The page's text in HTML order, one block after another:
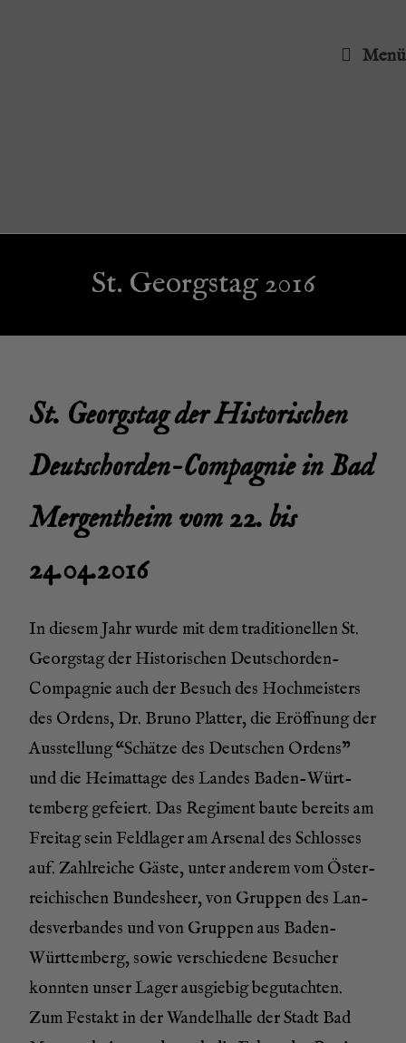
Menü
St. Georgs­tag 2016
St. Georgs­tag der His­to­ri­schen
Deutsch­or­den-Com­pa­gnie in Bad
Mer­gen­theim vom 22. bis
24.04.2016
In die­sem Jahr wur­de mit dem tra­di­tio­nel­len St.
Georgs­tag der His­to­ri­schen Deutsch­or­den-
Com­pa­gnie auch der Besuch des Hoch­meis­ters
des Ordens, Dr. Bru­no Plat­ter, die Eröff­nung der
Aus­stel­lung “Schät­ze des Deut­schen Ordens”
und die Hei­mat­ta­ge des Lan­des Baden-Würt­
tem­berg gefei­ert. Das Regi­ment bau­te bereits am
Frei­tag sein Feld­la­ger am Arse­nal des Schlos­ses
auf. Zahl­rei­che Gäs­te, unter ande­rem vom Öster­
rei­chi­schen Bun­des­heer, von Grup­pen des Lan­
des­ver­ban­des und von Grup­pen aus Baden-
Würt­tem­berg, sowie ver­schie­de­ne Besu­cher
konn­ten unser Lager aus­gie­big begut­ach­ten.
Zum Fest­akt in der Wan­del­hal­le der Stadt Bad